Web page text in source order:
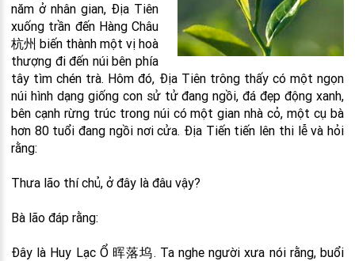
năm ở nhân gian, Địa Tiên
xuống trần đến Hàng Châu
杭州 biến thành một vị hoà
thượng đi đến núi bên phía
tây tìm chén trà. Hôm đó, Địa Tiên trông thấy có một ngọn
núi hình dạng giống con sử tử đang ngồi, đá đẹp động xanh,
bên cạnh rừng trúc trong núi có một gian nhà cỏ, một cụ bà
hơn 80 tuổi đang ngồi nơi cửa. Địa Tiến tiến lên thi lễ và hỏi
rằng:
Thưa lão thí chủ, ở đây là đâu vậy?
Bà lão đáp rằng:
Đây là Huy Lạc Ổ 晖落坞. Ta nghe người xưa nói rằng, buổi